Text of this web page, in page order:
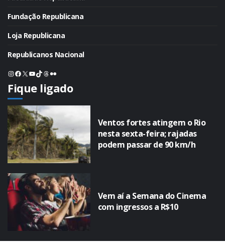
Fundação Republicana
Loja Republicana
Republicanos Nacional
Instagram
Facebook
X Youtube
TikTok
Threads
Flickr
Fique ligado
Ventos fortes atingem o Rio
nesta sexta-feira; rajadas
podem passar de 90 km/h
Vem aí a Semana do Cinema
com ingressos a R$10